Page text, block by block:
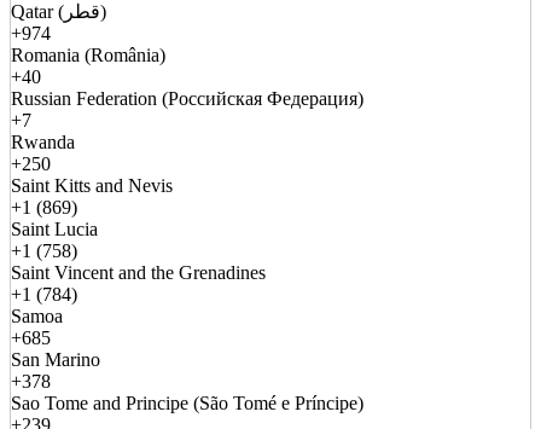
Qatar (قطر)
+974
Romania (România)
+40
Russian Federation (Российская Федерация)
+7
Rwanda
+250
Saint Kitts and Nevis
+1 (869)
Saint Lucia
+1 (758)
Saint Vincent and the Grenadines
+1 (784)
Samoa
+685
San Marino
+378
Sao Tome and Principe (São Tomé e Príncipe)
+239